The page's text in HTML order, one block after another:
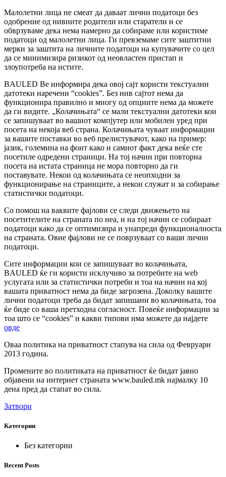
Малолетни лица не смеат да даваат лични податоци без
одобрение од нивните родители или старатели и се
обврзуваме дека нема намерно да собираме или користиме
податоци од малолетни лица. Ги превземаме сите заштитни
мерки за заштита на личните податоци на купувачите со цел
да се минимизира ризикот од неовластен пристап и
злоупотреба на истите.
BAULED Ве информира дека овој сајт користи текстуални
датотеки наречени “cookies”. Без нив сајтот нема да
функционира правилно и многу од опциите нема да можете
да ги видите. „Колачињата“ се мали текстуални датотеки кои
се запишуваат во вашиот компјутер или мобилен уред при
посета на некоја веб страна. Колачињата чуваат информации
за вашите поставки во веб прелистувачот, како на пример:
јазик, големина на фонт како и самиот факт дека веќе сте
посетиле одредени страници. На тој начин при повторна
посета на истата страница не мора повторно да ги
поставувате. Некои од колачињата се неопходни за
функционирање на страниците, а некои служат и за собирање
статистички податоци.
Со помош на ваквите фајлови се следи движењето на
посетителите на страната по неа, и на тој начин се собираат
податоци како да се оптимизира и унапреди функционалноста
на страната. Овие фајлови не се поврзуваат со ваши лични
податоци.
Сите информации кои се запишуваат во колачињата,
BAULED ќе ги користи исклучиво за потребите на web
услугата или за статистички потреби и тоа на начин на кој
вашата приватност нема да биде загрозена. Доколку вашите
лични податоци треба да бидат запишани во колачињата, тоа
ќе биде со ваша претходна согласност. Повеќе информации за
тоа што се “cookies” и какви типови има можете да најдете
овде
Оваа политика на приватност стапува на сила од Февруари
2013 година.
Промените во политиката на приватност ќе бидат јавно
објавени на интернет странатa www.bauled.mk најмалку 10
дена пред да стапат во сила.
Затвори
Категории
Без категории
Recent Posts